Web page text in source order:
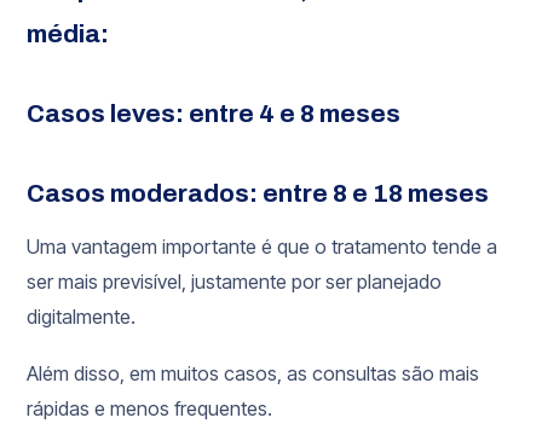
média:
Casos leves: entre 4 e 8 meses
Casos moderados: entre 8 e 18 meses
Uma vantagem importante é que o tratamento tende a
ser mais previsível, justamente por ser planejado
digitalmente.
Além disso, em muitos casos, as consultas são mais
rápidas e menos frequentes.